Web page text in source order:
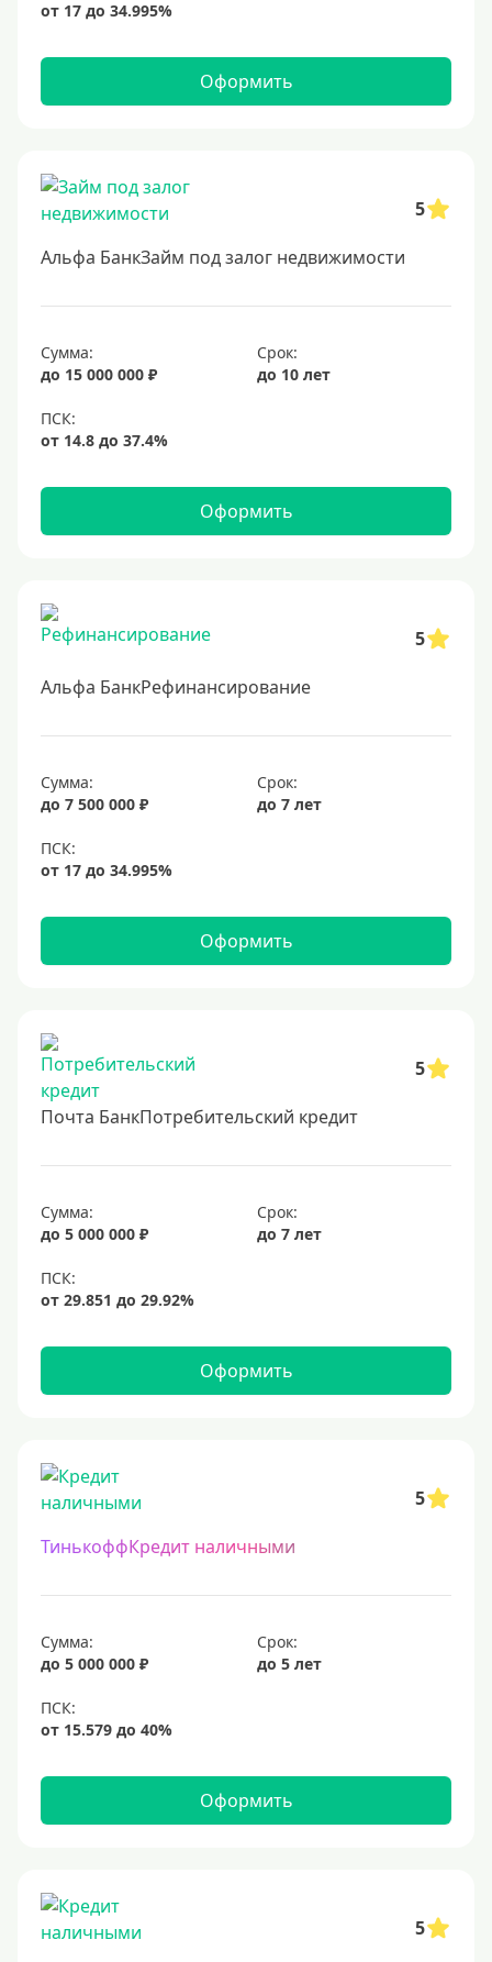
Оформить
5
Альфа БанкЗайм под залог недвижимости
Сумма:
до 15 000 000 ₽
Срок:
до 10 лет
Оформить
5
Альфа БанкРефинансирование
Сумма:
до 7 500 000 ₽
Срок:
до 7 лет
Оформить
5
Почта БанкПотребительский кредит
Сумма:
до 5 000 000 ₽
Срок:
до 7 лет
Оформить
5
ТинькоффКредит наличными
Сумма:
до 5 000 000 ₽
Срок:
до 5 лет
Оформить
5